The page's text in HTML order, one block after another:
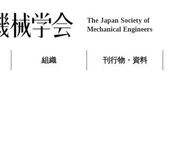
The Japan Society of
Mechanical Engineers
組織 刊行物・資料